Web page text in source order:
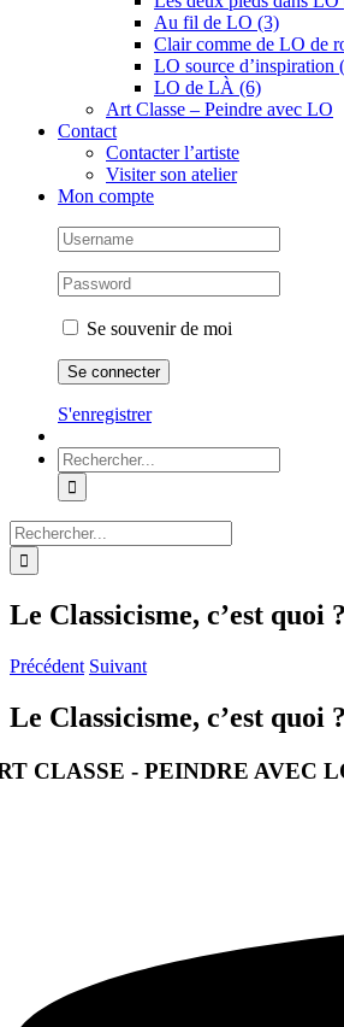
Au fil de LO (3)
Clair comme de LO de
LO source d’inspiration
LO de LÀ (6)
Art Classe – Peindre avec LO
Contact
Contacter l’artiste
Visiter son atelier
Mon compte
Se souvenir de moi
S'enregistrer
Rechercher:
Rechercher:
Le Classicisme, c’est quoi ?
Précédent Suivant
Le Classicisme, c’est quoi ?
CLASSE - PEINDRE AVEC